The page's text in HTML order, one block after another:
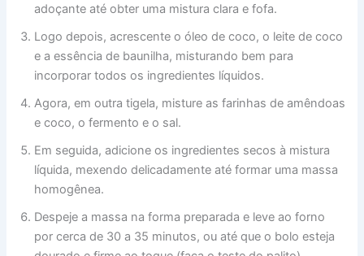
adoçante até obter uma mistura clara e fofa.
Logo depois, acrescente o óleo de coco, o leite de coco
e a essência de baunilha, misturando bem para
incorporar todos os ingredientes líquidos.
Agora, em outra tigela, misture as farinhas de amêndoas
e coco, o fermento e o sal.
Em seguida, adicione os ingredientes secos à mistura
líquida, mexendo delicadamente até formar uma massa
homogênea.
Despeje a massa na forma preparada e leve ao forno
por cerca de 30 a 35 minutos, ou até que o bolo esteja